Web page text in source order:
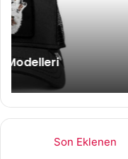
8 Mayıs 2021
Modern
Son Eklenen